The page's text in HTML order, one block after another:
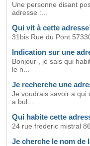
Une personne disant
adresse :...
Qui vit à cette
31bis Rue du Pont
Indication sur une
Bonjour , je sais qui
le n...
Je recherche une
Je voudrais savoir a qui
a bul...
Qui habite cette
24 rue frederic mistral
Je cherche le nom de